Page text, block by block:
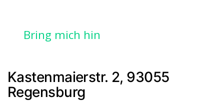
Bring mich hin
Kastenmaierstr. 2, 93055
Regensburg